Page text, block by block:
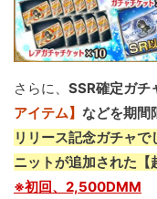
さらに、 SSR確定ガチ
アイテム】 などを期間
リリース記念ガチャ
ニットが追加された
※初回、2,500DMM